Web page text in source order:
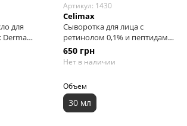
для
Derma
Jojoba
Артикул: 1430
Celimax
Сыворотка для лица с
ретинолом 0,1% и пептидами
CELIMAX The Vita-A Retinol
Shot Tightening Serum, 30 мл
650 грн
Нет в наличии
Объем
30 мл